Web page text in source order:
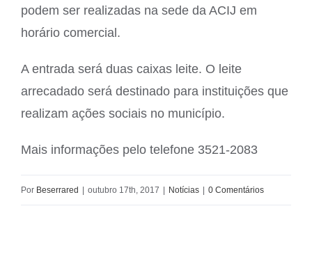
podem ser realizadas na sede da ACIJ em
horário comercial.
A entrada será duas caixas leite. O leite
arrecadado será destinado para instituições que
realizam ações sociais no município.
Mais informações pelo telefone 3521-2083
Por Beserrared | outubro 17th, 2017 | Notícias | 0 Comentários